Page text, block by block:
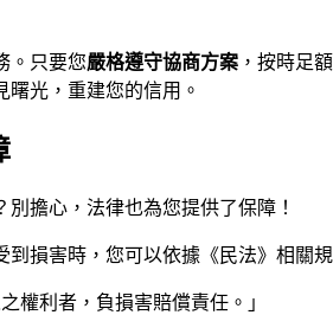
。只要您嚴格遵守協商方案 ，按時足
光，重建您的信用。
擔心，法律也為您提供了保障！
損害時，您可以依據《民法》相關規
權利者，負損害賠償責任。」